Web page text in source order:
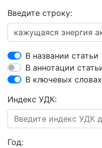
Введите строку:
В названии статьи
В аннотации
В ключевых словах
Индекс УДК:
Год: